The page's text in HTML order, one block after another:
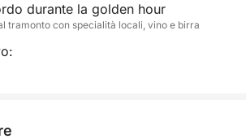
di natura e atmosfera.
concludere la giornata nel cuore
durante la golden hour
tramonto con specialità locali, vino e birra